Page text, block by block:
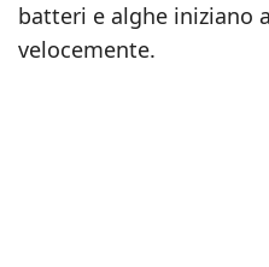
batteri e alghe iniziano
velocemente.